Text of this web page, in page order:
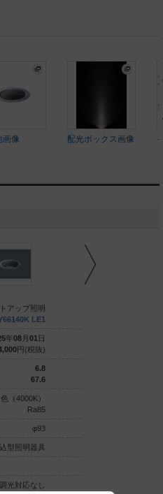
画像 配光ボックス画像
アップ照明
LE1
年08 月 01 日
円(税抜)
6.8
67.6
（4000K）
Ra85
φ93
型照明器具
調光対応なし